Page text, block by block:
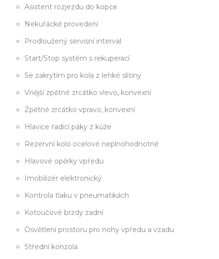
Asistent rozjezdu do kopce
Nekuřácké provedení
Prodloužený servisní interval
Start/Stop systém s rekuperací
Se zakrytím pro kola z lehké slitiny
Vnější zpětné zrcátko vlevo, konvexní
Zpětné zrcátko vpravo, konvexní
Hlavice řadící páky z kůže
Rezervní kolo ocelové neplnohodnotné
Hlavové opěrky vpředu
Imobilizér elektronický
Kontrola tlaku v pneumatikách
Kotoučové brzdy zadní
Osvětlení prostoru pro nohy vpředu a vzadu
Střední konzola